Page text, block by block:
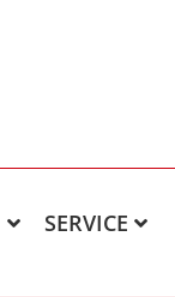
SERVICE